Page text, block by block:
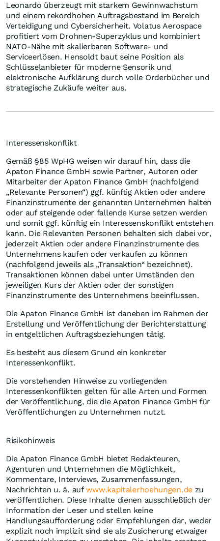
Leonardo überzeugt mit starkem Gewinnwachstum
und einem rekordhohen Auftragsbestand im Bereich
Verteidigung und Cybersicherheit. Volatus Aerospace
profitiert vom Drohnen-Superzyklus und kombiniert
NATO-Nähe mit skalierbaren Software- und
Serviceerlösen. Hensoldt baut seine Position als
Schlüsselanbieter für moderne Sensorik und
elektronische Aufklärung durch volle Orderbücher und
strategische Zukäufe weiter aus.
Interessenskonflikt
Gemäß §85 WpHG weisen wir darauf hin, dass die
Apaton Finance GmbH sowie Partner, Autoren oder
Mitarbeiter der Apaton Finance GmbH (nachfolgend
„Relevante Personen“) ggf. künftig Aktien oder andere
Finanzinstrumente der genannten Unternehmen halten
oder auf steigende oder fallende Kurse setzen werden
und somit ggf. künftig ein Interessenskonflikt entstehen
kann. Die Relevanten Personen behalten sich dabei vor,
jederzeit Aktien oder andere Finanzinstrumente des
Unternehmens kaufen oder verkaufen zu können
(nachfolgend jeweils als „Transaktion“ bezeichnet).
Transaktionen können dabei unter Umständen den
jeweiligen Kurs der Aktien oder der sonstigen
Finanzinstrumente des Unternehmens beeinflussen.
Die Apaton Finance GmbH ist daneben im Rahmen der
Erstellung und Veröffentlichung der Berichterstattung
in entgeltlichen Auftragsbeziehungen tätig.
Es besteht aus diesem Grund ein konkreter
Interessenkonflikt.
Die vorstehenden Hinweise zu vorliegenden
Interessenkonflikten gelten für alle Arten und Formen
der Veröffentlichung, die die Apaton Finance GmbH für
Veröffentlichungen zu Unternehmen nutzt.
Risikohinweis
Die Apaton Finance GmbH bietet Redakteuren,
Agenturen und Unternehmen die Möglichkeit,
Kommentare, Interviews, Zusammenfassungen,
Nachrichten u. ä. aufwww.kapitalerhoehungen.dezu
veröffentlichen. Diese Inhalte dienen ausschließlich der
Information der Leser und stellen keine
Handlungsaufforderung oder Empfehlungen dar, weder
explizit noch implizit sind sie als Zusicherung etwaiger